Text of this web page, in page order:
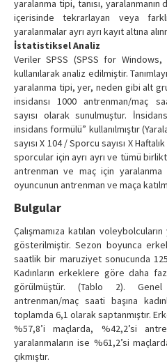
yaralanma tipi, tanısı,
içerisinde tekrarlayan veya
yaralanmalar ayrı ayrı kayıt altına
İstatistiksel Analiz
Veriler SPSS (SPSS for Windows,
kullanılarak analiz edilmiştir.
yaralanma tipi, yer, neden gibi alt
insidansı 1000 antrenman/maç
sayısı olarak sunulmuştur.
insidans formülü” kullanılmıştır
sayısı X 104 / Sporcu sayısı X
sporcular için ayrı ayrı ve tümü
antrenman ve maç için
oyuncunun antrenman ve maça
Bulgular
Çalışmamıza katılan
gösterilmiştir. Sezon boyunca
saatlik bir maruziyet sonucunda
Kadınların erkeklere göre daha
görülmüştür. (Tablo 2).
antrenman/maç saati başına
toplamda 6,1 olarak saptanmıştır.
%57,8’i maçlarda, %42,2’si
yaralanmaların ise %61,2’si
çıkmıştır.